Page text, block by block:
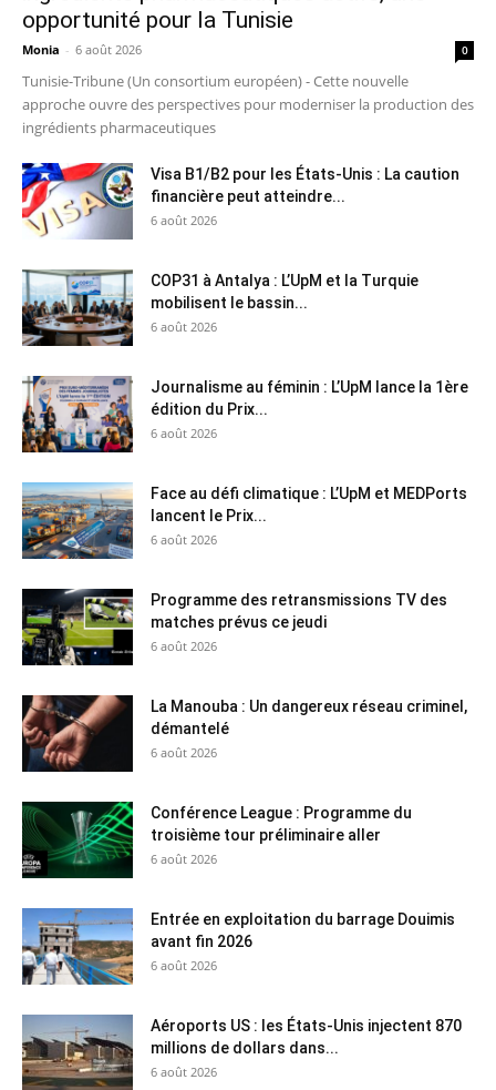
opportunité pour la Tunisie
Monia - 6 août 2026 0
Tunisie-Tribune (Un consortium européen) - Cette nouvelle
approche ouvre des perspectives pour moderniser la production des
ingrédients pharmaceutiques
Visa B1/B2 pour les États-Unis : La caution
financière peut atteindre...
6 août 2026
COP31 à Antalya : L’UpM et la Turquie
mobilisent le bassin...
6 août 2026
Journalisme au féminin : L’UpM lance la 1ère
édition du Prix...
6 août 2026
Face au défi climatique : L’UpM et MEDPorts
lancent le Prix...
6 août 2026
Programme des retransmissions TV des
matches prévus ce jeudi
6 août 2026
La Manouba : Un dangereux réseau criminel,
démantelé
6 août 2026
Conférence League : Programme du
troisième tour préliminaire aller
6 août 2026
Entrée en exploitation du barrage Douimis
avant fin 2026
6 août 2026
Aéroports US : les États-Unis injectent 870
millions de dollars dans...
6 août 2026